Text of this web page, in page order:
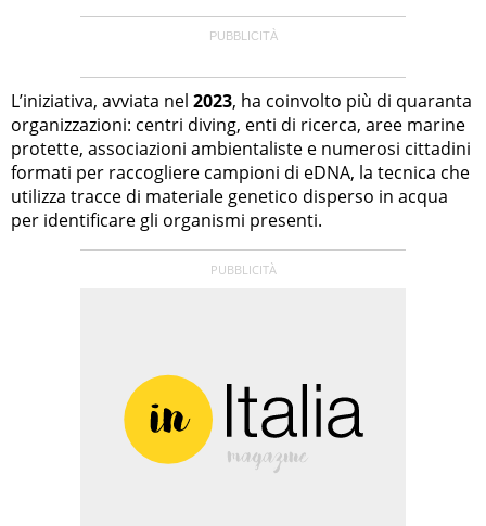
L’iniziativa, avviata nel 2023, ha coinvolto più di quaranta
organizzazioni: centri diving, enti di ricerca, aree marine
protette, associazioni ambientaliste e numerosi cittadini
formati per raccogliere campioni di eDNA, la tecnica che
utilizza tracce di materiale genetico disperso in acqua
per identificare gli organismi presenti.